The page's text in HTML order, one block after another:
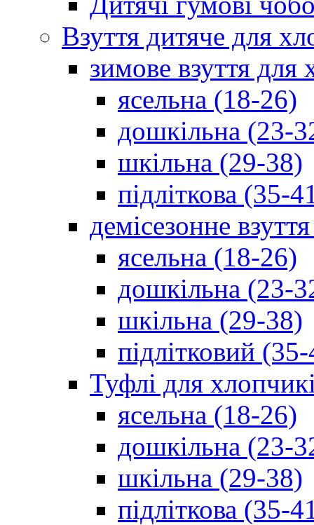
Взуття дитяче для
зимове взуття для
ясельна (18-26)
дошкільна (23-
шкільна (29-38)
підліткова (35-
демісезонне
ясельна (18-26)
дошкільна (23-
шкільна (29-38)
підлітковий
Туфлі для
ясельна (18-26)
дошкільна (23-
шкільна (29-38)
підліткова (35-